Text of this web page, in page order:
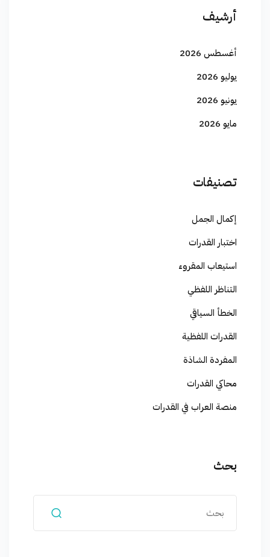
أرشيف
أغسطس 2026
يوليو 2026
يونيو 2026
مايو 2026
تصنيفات
إكمال الجمل
اختبار القدرات
استيعاب المقروء
التناظر اللفظي
الخطأ السياقي
القدرات اللفظية
المفردة الشاذة
محاكي القدرات
منصة العراب في القدرات
بحث